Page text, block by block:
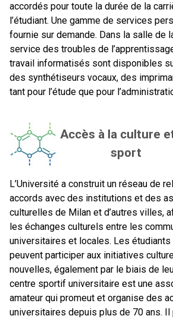
accordés pour toute la durée de la
l’étudiant. Une gamme de services
fournie sur demande. Dans la salle de
service des troubles de
travail informatisés sont disponibles
des synthétiseurs vocaux, des
tant pour l’étude que pour
Accès à la culture
sport
L’Université a construit un réseau de
accords avec des institutions et des
culturelles de Milan et d’autres villes,
les échanges culturels entre les
universitaires et locales. Les étudiants
peuvent participer aux initiatives
nouvelles, également par le biais de
centre sportif universitaire est une
amateur qui promeut et organise des
universitaires depuis plus de 70 ans. Il